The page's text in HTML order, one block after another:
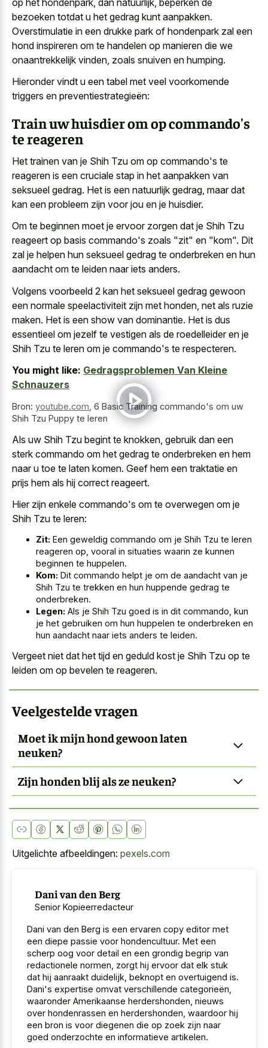
bezoeken totdat u het gedrag kunt aanpakken.
Overstimulatie in een drukke park of hondenpark zal een
hond inspireren om te handelen op manieren die we
onaantrekkelijk vinden, zoals snuiven en humping.
Hieronder vindt u een tabel met veel voorkomende
triggers en preventiestrategieën:
Train uw huisdier om op commando's
te reageren
Het trainen van je Shih Tzu om op commando's te
reageren is een cruciale stap in het aanpakken van
seksueel gedrag. Het is een natuurlijk gedrag, maar dat
kan een probleem zijn voor jou en je huisdier.
Om te beginnen moet je ervoor zorgen dat je Shih Tzu
reageert op basis commando's zoals "zit" en "kom". Dit
zal je helpen hun seksueel gedrag te onderbreken en hun
aandacht om te leiden naar iets anders.
Volgens voorbeeld 2 kan het seksueel gedrag gewoon
een normale speelactiviteit zijn met honden, net als ruzie
maken. Het is een show van dominantie. Het is dus
essentieel om jezelf te vestigen als de roedelleider en je
Shih Tzu te leren om je commando's te respecteren.
You might like: Gedragsproblemen Van Kleine
Schnauzers
Bron: youtube.com, 6 Basic Training commando's om uw
Shih Tzu Puppy te leren
Als uw Shih Tzu begint te knokken, gebruik dan een
sterk commando om het gedrag te onderbreken en hem
naar u toe te laten komen. Geef hem een traktatie en
prijs hem als hij correct reageert.
Hier zijn enkele commando's om te overwegen om je
Shih Tzu te leren:
Zit: Een geweldig commando om je Shih Tzu te leren
reageren op, vooral in situaties waarin ze kunnen
beginnen te huppelen.
Kom: Dit commando helpt je om de aandacht van je
Shih Tzu te trekken en hun huppende gedrag te
onderbreken.
Legen: Als je Shih Tzu goed is in dit commando, kun
je het gebruiken om hun huppelen te onderbreken en
hun aandacht naar iets anders te leiden.
Vergeet niet dat het tijd en geduld kost je Shih Tzu op te
leiden om op bevelen te reageren.
Veelgestelde vragen
Moet ik mijn hond gewoon laten
neuken?
Zijn honden blij als ze neuken?
Uitgelichte afbeeldingen: pexels.com
Dani van den Berg
Senior Kopieerredacteur
Dani van den Berg is een ervaren copy editor met
een diepe passie voor hondencultuur. Met een
scherp oog voor detail en een grondig begrip van
redactionele normen, zorgt hij ervoor dat elk stuk
dat hij aanraakt duidelijk, beknopt en overtuigend is.
Dani's expertise omvat verschillende categorieën,
waaronder Amerikaanse herdershonden, nieuws
over hondenrassen en herdershonden, waardoor hij
een bron is voor diegenen die op zoek zijn naar
goed onderzochte en informatieve artikelen.